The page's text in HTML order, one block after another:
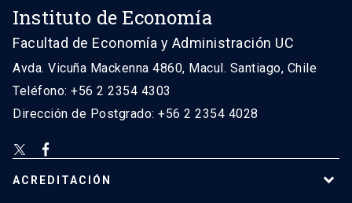
Instituto de Economía
Facultad de Economía y Administración UC
Avda. Vicuña Mackenna 4860, Macul. Santiago, Chile
Teléfono: +56 2 2354 4303
Dirección de Postgrado: +56 2 2354 4028
ACREDITACIÓN